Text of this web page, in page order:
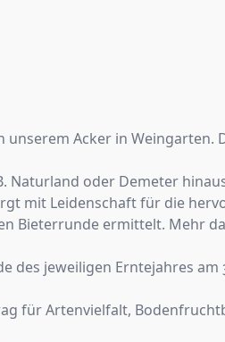
Acker in Weingarten.
oder Demeter
mit Leidenschaft für die
Bieterrunde ermittelt. Mehr
des jeweiligen Erntejahres
für Artenvielfalt,